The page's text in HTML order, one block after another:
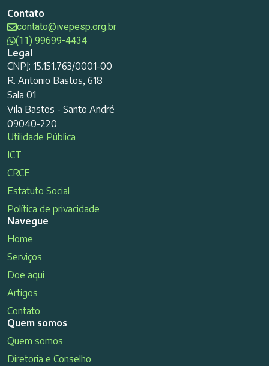
Contato
contato@ivepesp.org.br
(11) 99699-4434
Legal
CNPJ: 15.151.763/0001-00
R. Antonio Bastos, 618
Sala 01
Vila Bastos - Santo André
09040-220
Utilidade Pública
ICT
CRCE
Estatuto Social
Política de privacidade
Navegue
Home
Serviços
Doe aqui
Artigos
Contato
Quem somos
Quem somos
Diretoria e Conselho